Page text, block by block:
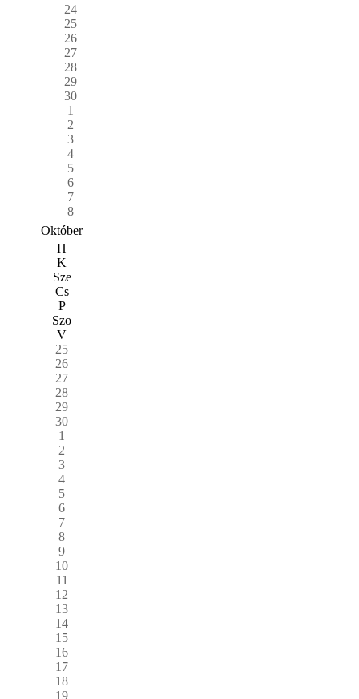
24
25
26
27
28
29
30
1
2
3
4
5
6
7
8
Október
H
K
Sze
Cs
P
Szo
V
25
26
27
28
29
30
1
2
3
4
5
6
7
8
9
10
11
12
13
14
15
16
17
18
19